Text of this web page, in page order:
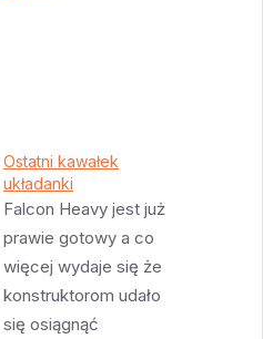
Ostatni kawałek
układanki
Falcon Heavy jest już
prawie gotowy a co
więcej wydaje się że
konstruktorom udało
się osiągnąć